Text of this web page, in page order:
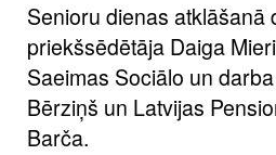
Senioru dienas
priekšsēdētāja Daiga
Saeimas Sociālo un
Bērziņš un Latvijas
Barča.